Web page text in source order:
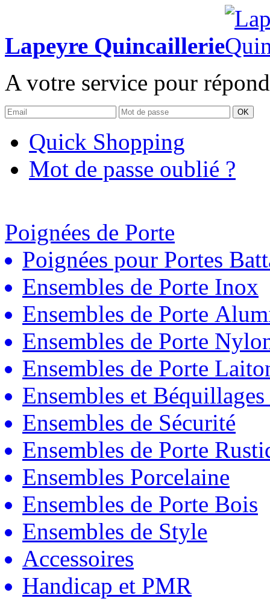
Lapeyre Quincaillerie
A votre service pour
OK
Quick Shopping
Mot de passe oublié ?
Poignées de Porte
Poignées pour Portes
Ensembles de Porte Inox
Ensembles de Porte
Ensembles de Porte
Ensembles de Porte
Ensembles et
Ensembles de Sécurité
Ensembles de Porte
Ensembles Porcelaine
Ensembles de Porte Bois
Ensembles de Style
Accessoires
Handicap et PMR